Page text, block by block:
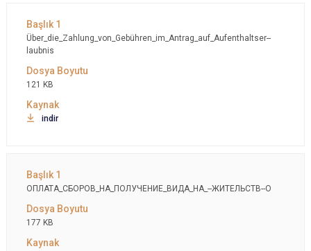
Über_die_Zahlung_von_Gebühren_im_Antrag_auf_Aufenthaltser--
laubnis
121 KB
indir
ОПЛАТА_СБОРОВ_НА_ПОЛУЧЕНИЕ_ВИДА_НА_--ЖИТЕЛЬСТВ--О
177 KB